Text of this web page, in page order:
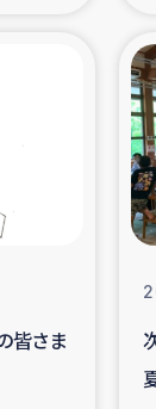
復興
漁
経済
ザ空爆被災者へ
ザ地区での公
皆さま